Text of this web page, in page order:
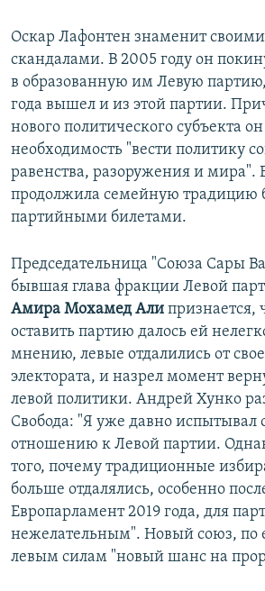
Оскар Лафонтен знаменит
скандалами. В 2005 году он
в образованную им Левую
года вышел и из этой партии.
нового политического субъекта
необходимость "вести политику
равенства, разоружения и мира".
продолжила семейную традицию
партийными билетами.
Председательница "Союза Сары
бывшая глава фракции Левой
Амира Мохамед Али признается,
оставить партию далось ей
мнению, левые отдалились от
электората, и назрел момент
левой политики. Андрей Хунко
Свобода: "Я уже давно испытывал
отношению к Левой партии.
того, почему традиционные
больше отдалялись, особенно
Европарламент 2019 года, для
нежелательным". Новый союз, по
левым силам "новый шанс на